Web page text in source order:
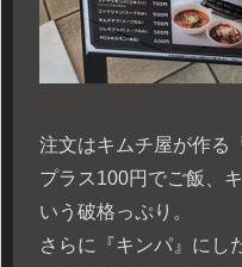
注文はキムチ屋が作る
プラス100円でご飯、
いう破格っぷり。
さらに『キンパ』にし